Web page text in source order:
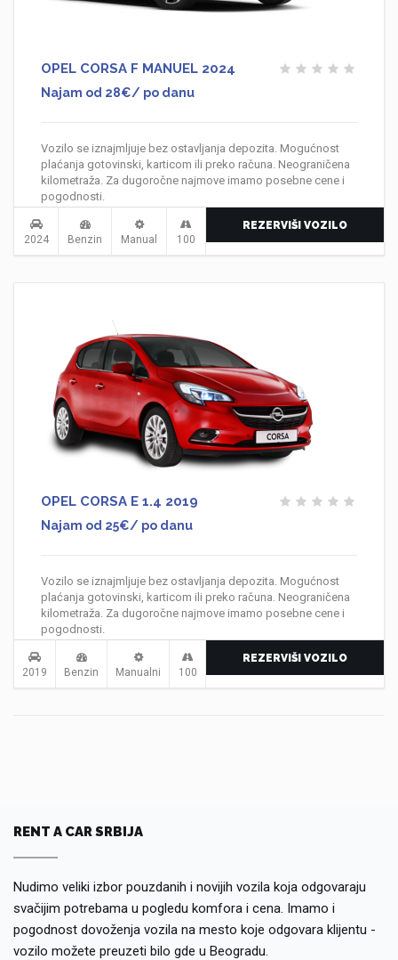
OPEL CORSA F MANUEL 2024
Najam od 28€/ po danu
Vozilo se iznajmljuje bez ostavljanja depozita. Mogućnost
plaćanja gotovinski, karticom ili preko računa. Neograničena
kilometraža. Za dugoročne najmove imamo posebne cene i
pogodnosti.
2024 Benzin Manual 100
REZERVIŠI VOZILO
OPEL CORSA E 1.4 2019
Najam od 25€/ po danu
Vozilo se iznajmljuje bez ostavljanja depozita. Mogućnost
plaćanja gotovinski, karticom ili preko računa. Neograničena
kilometraža. Za dugoročne najmove imamo posebne cene i
pogodnosti.
2019 Benzin Manualni 100
REZERVIŠI VOZILO
RENT A CAR SRBIJA
Nudimo veliki izbor pouzdanih i novijih vozila koja odgovaraju
svačijim potrebama u pogledu komfora i cena. Imamo i
pogodnost dovoženja vozila na mesto koje odgovara klijentu -
vozilo možete preuzeti bilo gde u Beogradu.